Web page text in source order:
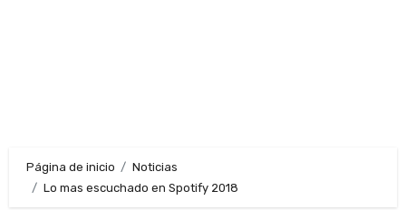
Página de inicio
Noticias
Lo mas escuchado en Spotify 2018